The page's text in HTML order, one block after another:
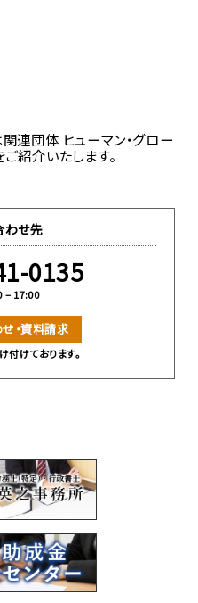
連団体 ヒューマン・グロー
紹介いたします。
わせ先
0135
– 17:00
・資料請求
付けております。